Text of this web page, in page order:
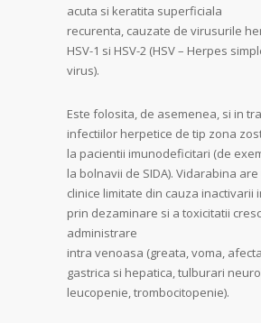
acuta si keratita superficiala
recurenta, cauzate de virusurile
HSV-1 si HSV-2 (HSV – Herpes
virus).
Este folosita, de asemenea, si in
infectiilor herpetice de tip zona
la pacientii imunodeficitari (de
la bolnavii de SIDA). Vidarabina
clinice limitate din cauza inactivarii
prin dezaminare si a toxicitatii
administrare
intra venoasa (greata, voma,
gastrica si hepatica, tulburari
leucopenie, trombocitopenie).